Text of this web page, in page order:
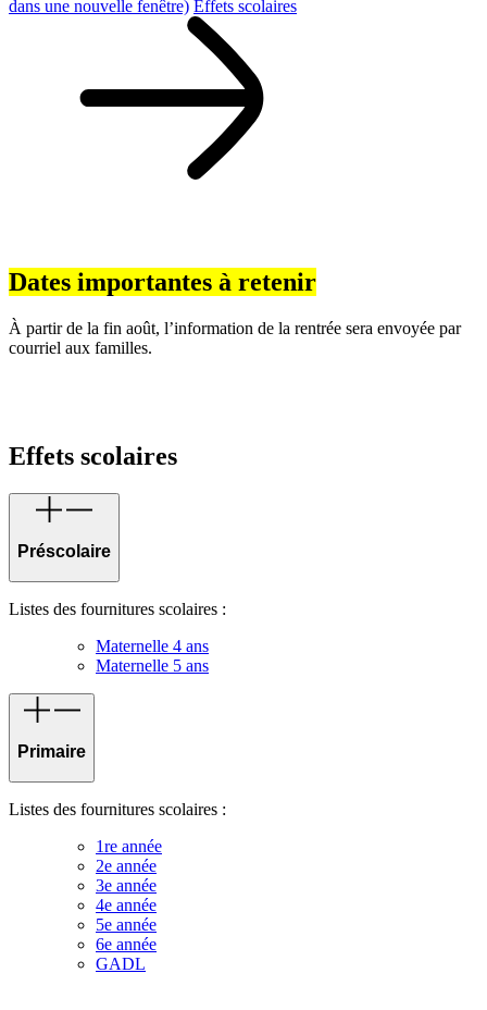
dans une nouvelle fenêtre) Effets scolaires
Dates importantes à retenir
À partir de la fin août, l’information de la rentrée sera envoyée par
courriel aux familles.
Effets scolaires
Préscolaire
Listes des fournitures scolaires :
Maternelle 4 ans
Maternelle 5 ans
Primaire
Listes des fournitures scolaires :
1re année
2e année
3e année
4e année
5e année
6e année
GADL